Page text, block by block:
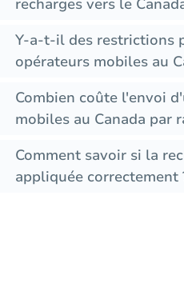
recharges vers le
Y-a-t-il des restrictions
opérateurs mobiles au
Combien coûte l'envoi
mobiles au Canada par
Comment savoir si la
appliquée correctement